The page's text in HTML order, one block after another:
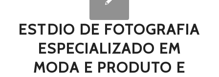
ESTDIO DE FOTOGRAFIA
ESPECIALIZADO EM
MODA E PRODUTO E